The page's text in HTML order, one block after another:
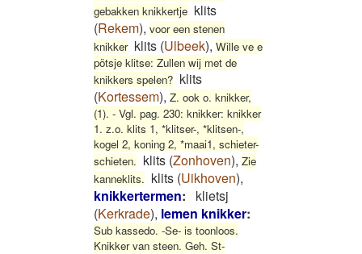
gebakken knikkertje klits
(Rekem), voor een stenen
knikker klits (Ulbeek), Wille ve e
pötsje klitse: Zullen wij met de
knikkers spelen? klits
(Kortessem), Z. ook o. knikker,
(1). - Vgl. pag. 230: knikker: knikker
1. z.o. klits 1, *klitser-, *klitsen-,
kogel 2, koning 2, *maai1, schieter-
schieten. klits (Zonhoven), Zie
kanneklits. klits (Uikhoven),
knikkertermen:
klietsj
(Kerkrade), lemen knikker:
Sub kassedo. -Se- is toonloos.
Knikker van steen. Geh. St-